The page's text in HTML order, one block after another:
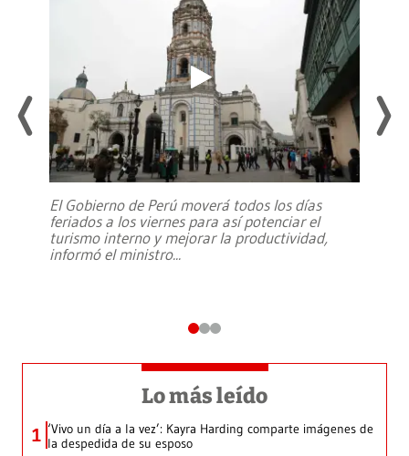
El Gobierno de Perú moverá todos los días
feriados a los viernes para así potenciar el
turismo interno y mejorar la productividad,
informó el ministro...
Lo más leído
1 ‘Vivo un día a la vez’: Kayra Harding comparte imágenes de
la despedida de su esposo